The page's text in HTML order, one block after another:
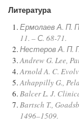
Литература
Ермолаев А. П.
11. – С. 68-71.
Нестеров А. П.
Andrew G. Lee,
Arnold A. C.
Athappilly G.,
Balcer L. J.
Bartsch T.,
1496–1509.